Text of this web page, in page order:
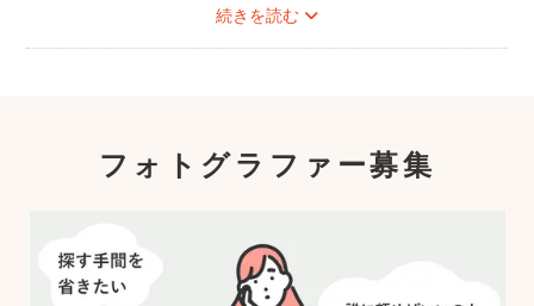
続きを読む
フォトグラファー募集